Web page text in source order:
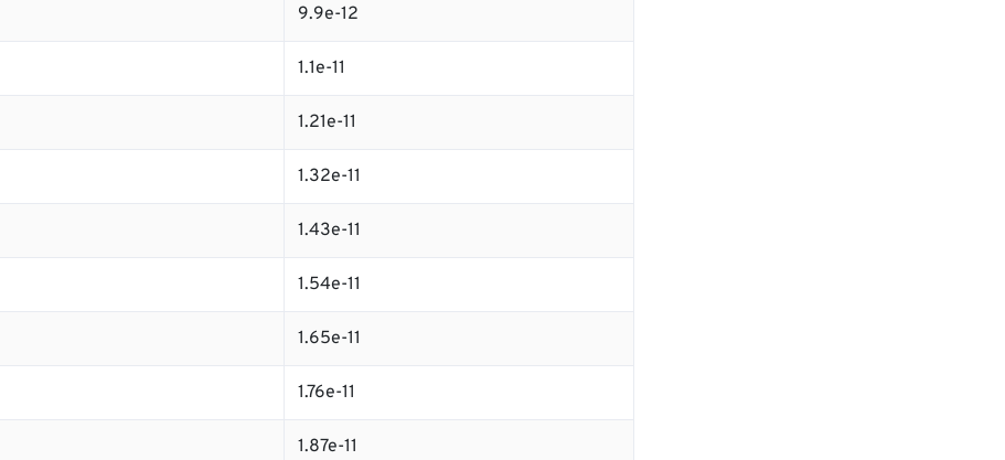
9.9e-12
1.1e-11
1.21e-11
1.32e-11
1.43e-11
1.54e-11
1.65e-11
1.76e-11
1.87e-11